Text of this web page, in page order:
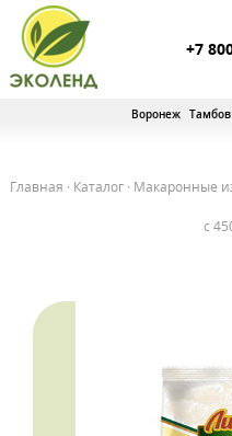
+7
Воронеж Тамбов
Главная · Каталог · Макаронные
с